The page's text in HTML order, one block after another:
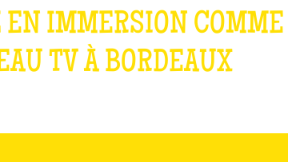
EN IMMERSION
TV À BORDEAUX